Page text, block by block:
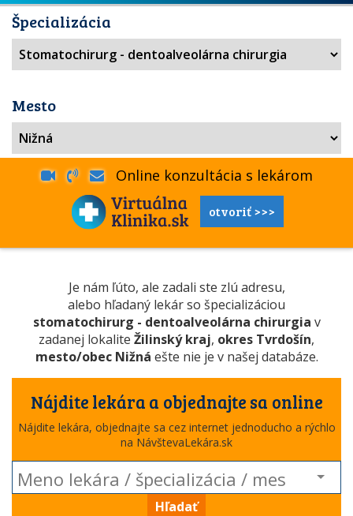
Špecializácia
Mesto
Online konzultácia s lekárom
otvoriť >>>
Je nám ľúto, ale zadali ste zlú adresu,
alebo hľadaný lekár so špecializáciou
stomatochirurg - dentoalveolárna chirurgia v
zadanej lokalite Žilinský kraj, okres Tvrdošín,
mesto/obec Nižná ešte nie je v našej databáze.
Nájdite lekára a objednajte sa online
Nájdite lekára, objednajte sa cez internet jednoducho a rýchlo
na NávštevaLekára.sk
Hľadať